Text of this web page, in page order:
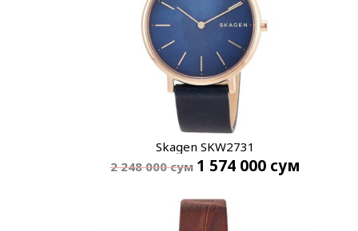
Skagen SKW2731
2 248 000сум 1 574 000 сум